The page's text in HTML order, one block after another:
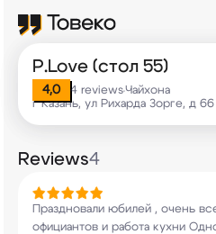
P.Love (стол 55)
4,0 4 reviews•Чайхона
г Казань, ул Рихарда Зорге, д 66
Reviews4
Праздновали юбилей , очень
официантов и работа кухни